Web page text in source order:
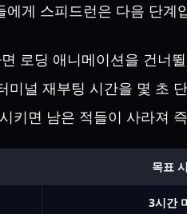
게 스피드런은 다음 단계
로딩 애니메이션을 건너
널 재부팅 시간을 몇 초
키면 남은 적들이 사라져
목표
3시간